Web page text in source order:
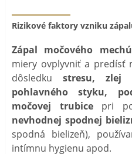
Rizikové faktory vzniku
Zápal močového
miery ovplyvniť a predísť
dôsledku stresu, zlej
pohlavného styku,
močovej trubicepri
nevhodnej spodnej
spodná bielizeň),
intímnu hygienu apod.